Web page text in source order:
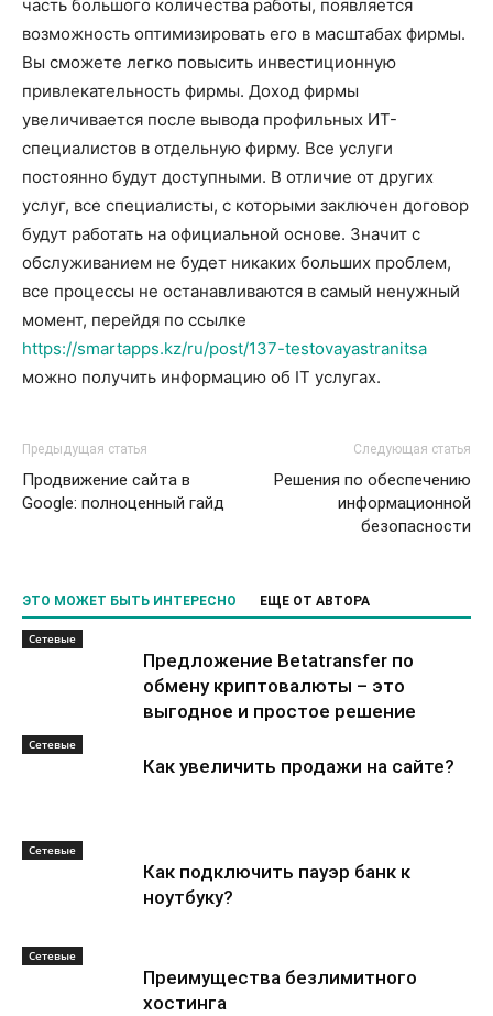
часть большого количества работы, появляется
возможность оптимизировать его в масштабах фирмы.
Вы сможете легко повысить инвестиционную
привлекательность фирмы. Доход фирмы
увеличивается после вывода профильных ИТ-
специалистов в отдельную фирму. Все услуги
постоянно будут доступными. В отличие от других
услуг, все специалисты, с которыми заключен договор
будут работать на официальной основе. Значит с
обслуживанием не будет никаких больших проблем,
все процессы не останавливаются в самый ненужный
момент, перейдя по ссылке
https://smartapps.kz/ru/post/137-testovayastranitsa
можно получить информацию об IT услугах.
Предыдущая статья
Продвижение сайта в
Google: полноценный гайд
Следующая статья
Решения по обеспечению
информационной
безопасности
ЭТО МОЖЕТ БЫТЬ ИНТЕРЕСНО ЕЩЕ ОТ АВТОРА
Сетевые
Предложение Betatransfer по
обмену криптовалюты – это
выгодное и простое решение
Сетевые
Как увеличить продажи на сайте?
Сетевые
Как подключить пауэр банк к
ноутбуку?
Сетевые
Преимущества безлимитного
хостинга